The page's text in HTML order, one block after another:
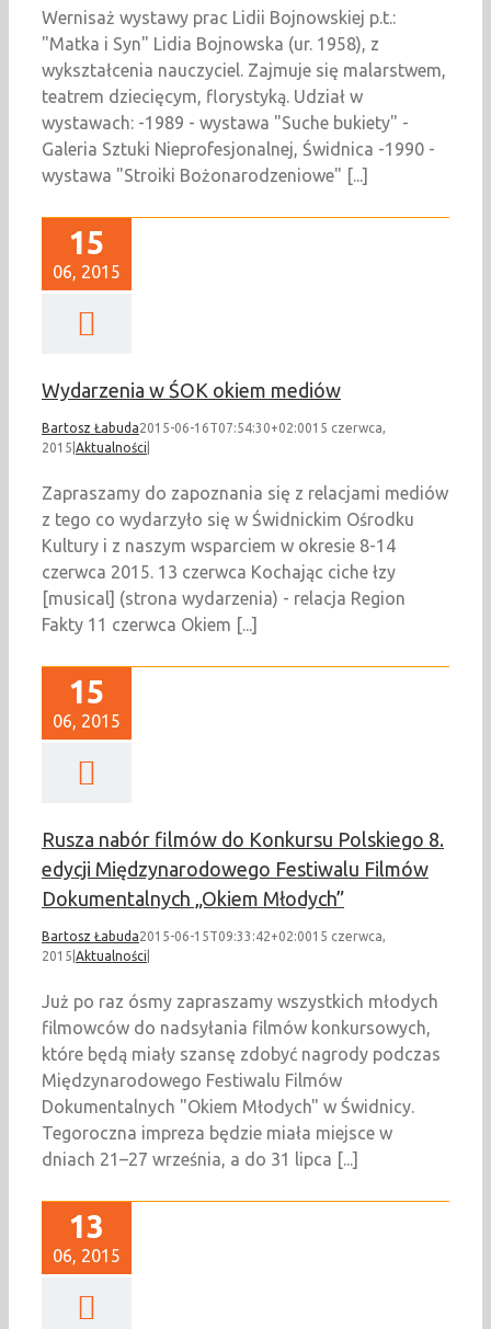
Wernisaż wystawy prac Lidii Bojnowskiej p.t.:
"Matka i Syn" Lidia Bojnowska (ur. 1958), z
wykształcenia nauczyciel. Zajmuje się malarstwem,
teatrem dziecięcym, florystyką. Udział w
wystawach: -1989 - wystawa "Suche bukiety" -
Galeria Sztuki Nieprofesjonalnej, Świdnica -1990 -
wystawa "Stroiki Bożonarodzeniowe" [...]
15
06, 2015
Wydarzenia w ŚOK okiem mediów
Bartosz Łabuda2015-06-16T07:54:30+02:0015 czerwca,
2015 Aktualności
Zapraszamy do zapoznania się z relacjami mediów
z tego co wydarzyło się w Świdnickim Ośrodku
Kultury i z naszym wsparciem w okresie 8-14
czerwca 2015. 13 czerwca Kochając ciche łzy
[musical] (strona wydarzenia) - relacja Region
Fakty 11 czerwca Okiem [...]
15
06, 2015
Rusza nabór filmów do Konkursu Polskiego 8.
edycji Międzynarodowego Festiwalu Filmów
Dokumentalnych „Okiem Młodych”
Bartosz Łabuda2015-06-15T09:33:42+02:0015 czerwca,
2015 Aktualności
Już po raz ósmy zapraszamy wszystkich młodych
filmowców do nadsyłania filmów konkursowych,
które będą miały szansę zdobyć nagrody podczas
Międzynarodowego Festiwalu Filmów
Dokumentalnych "Okiem Młodych" w Świdnicy.
Tegoroczna impreza będzie miała miejsce w
dniach 21–27 września, a do 31 lipca [...]
13
06, 2015